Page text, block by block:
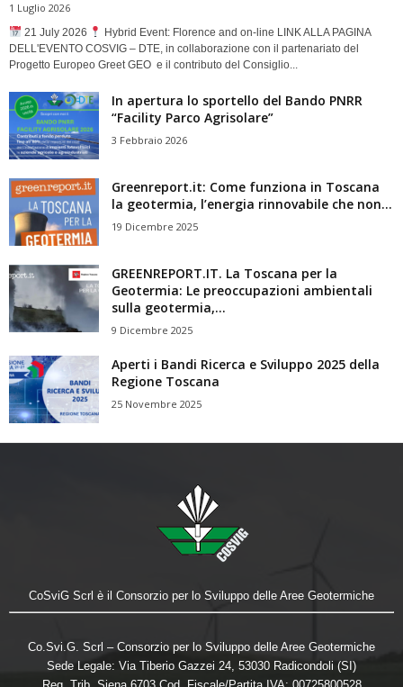
1 Luglio 2026
21 July 2026
Hybrid Event: Florence and on-line LINK ALLA PAGINA
DELL'EVENTO COSVIG – DTE, in collaborazione con il partenariato del
Progetto Europeo Greet GEO e il contributo del Consiglio...
In apertura lo sportello del Bando PNRR
“Facility Parco Agrisolare”
3 Febbraio 2026
Greenreport.it: Come funziona in Toscana
la geotermia, l’energia rinnovabile che non...
19 Dicembre 2025
GREENREPORT.IT. La Toscana per la
Geotermia: Le preoccupazioni ambientali
sulla geotermia,...
9 Dicembre 2025
Aperti i Bandi Ricerca e Sviluppo 2025 della
Regione Toscana
25 Novembre 2025
CoSviG Scrl è il Consorzio per lo Sviluppo delle Aree Geotermiche
Co.Svi.G. Scrl – Consorzio per lo Sviluppo delle Aree Geotermiche
Sede Legale: Via Tiberio Gazzei 24, 53030 Radicondoli (SI)